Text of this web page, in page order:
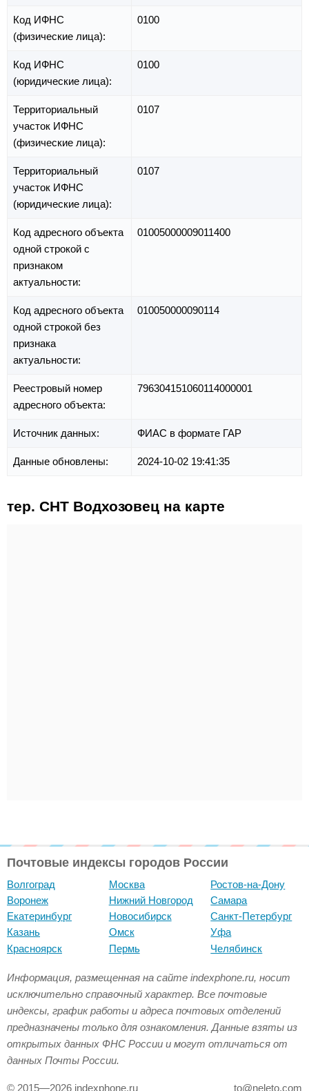
Код ИФНС
(физические лица):
0100
Код ИФНС
(юридические лица):
0100
Территориальный
участок ИФНС
(физические лица):
0107
Территориальный
участок ИФНС
(юридические лица):
0107
Код адресного объекта
одной строкой с
признаком
актуальности:
01005000009011400
Код адресного объекта
одной строкой без
признака
актуальности:
010050000090114
Реестровый номер
адресного объекта:
796304151060114000001
Источник данных: ФИАС в формате ГАР
Данные обновлены: 2024-10-02 19:41:35
тер. СНТ Водхозовец на карте
Почтовые индексы городов России
Волгоград
Воронеж
Екатеринбург
Казань
Красноярск
Москва
Нижний Новгород
Новосибирск
Омск
Пермь
Ростов-на-Дону
Самара
Санкт-Петербург
Уфа
Челябинск
Информация, размещенная на сайте indexphone.ru, носит
исключительно справочный характер. Все почтовые
индексы, график работы и адреса почтовых отделений
предназначены только для ознакомления. Данные взяты из
открытых данных ФНС России и могут отличаться от
данных Почты России.
© 2015—2026 indexphone.ru to@neleto.com